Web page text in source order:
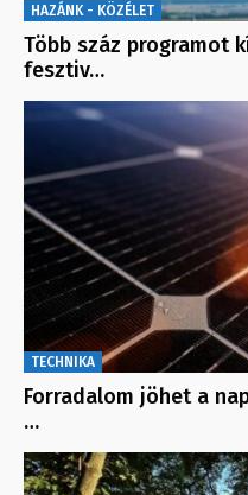
HAZÁNK - KÖZÉLET
Több száz programot
fesztiv…
TECHNIKA
Forradalom jöhet a
…